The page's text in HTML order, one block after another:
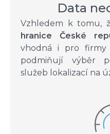
Data
Vzhledem k tomu,
hranice České
vhodná i pro firmy
podmiňují výběr
služeb lokalizací na